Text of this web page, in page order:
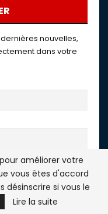
nouvelles,
dans votre
de confidentialité
améliorer votre
vous êtes d'accord
désinscrire si vous le
Lire la suite